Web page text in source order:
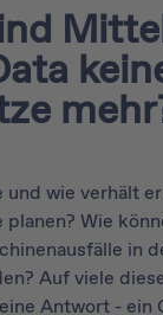
wie verhält
Wie
in
Auf viele
Antwort - ein